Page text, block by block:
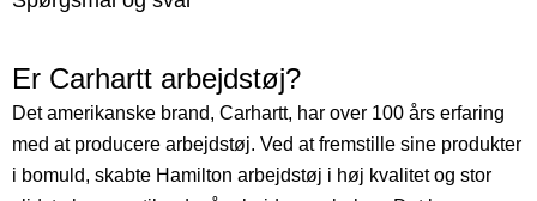
Er Carhartt arbejdstøj?
Det amerikanske brand, Carhartt, har over 100 års erfaring
med at producere arbejdstøj. Ved at fremstille sine produkter
i bomuld, skabte Hamilton arbejdstøj i høj kvalitet og stor